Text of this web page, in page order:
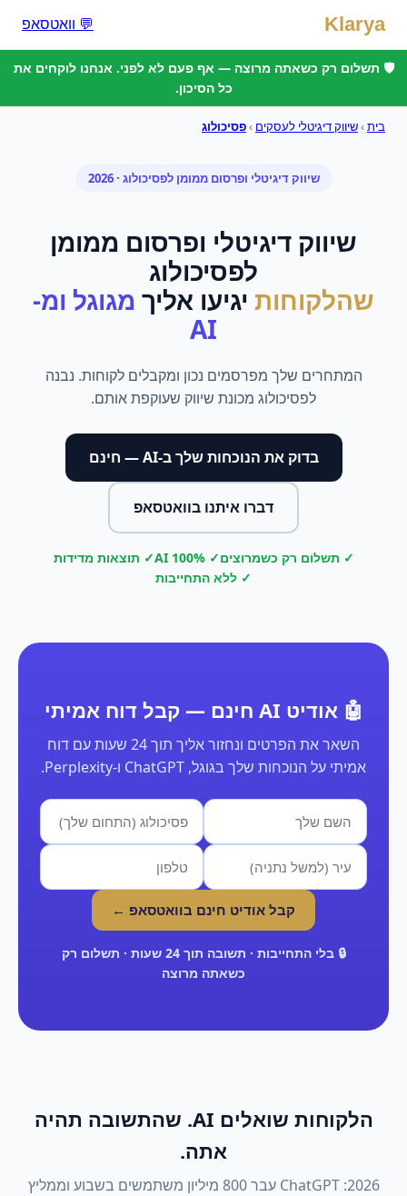
Klarya 💬 וואטסאפ
🛡️ תשלום רק כשאתה מרוצה — אף פעם לא לפני. אנחנו לוקחים את
כל הסיכון.
בית›שיווק דיגיטלי לעסקים ›פסיכולוג
שיווק דיגיטלי ופרסום ממומן לפסיכולוג · 2026
שיווק דיגיטלי ופרסום ממומן
לפסיכולוג
שהלקוחות יגיעו אליך מגוגל ומ-
AI
המתחרים שלך מפרסמים נכון ומקבלים לקוחות. נבנה
לפסיכולוג מכונת שיווק שעוקפת אותם.
בדוק את הנוכחות שלך ב-AI — חינם
דברו איתנו בוואטסאפ
✓ תשלום רק כשמרוצים✓ 100% AI
✓ תוצאות מדידות
✓ ללא התחייבות
🤖 אודיט AI חינם — קבל דוח אמיתי
השאר את הפרטים ונחזור אליך תוך 24 שעות עם דוח
אמיתי על הנוכחות שלך בגוגל, ChatGPT ו-Perplexity.
קבל אודיט חינם בוואטסאפ ←
🔒 בלי התחייבות · תשובה תוך 24 שעות · תשלום רק
כשאתה מרוצה
הלקוחות שואלים AI. שהתשובה תהיה
אתה.
2026: ChatGPT עבר 800 מיליון משתמשים בשבוע וממליץ